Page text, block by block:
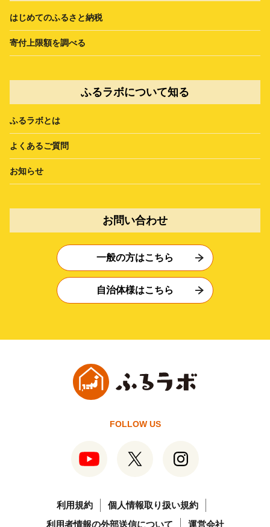
はじめてのふるさと納税
寄付上限額を調べる
ふるラボについて知る
ふるラボとは
よくあるご質問
お知らせ
お問い合わせ
一般の方はこちら
自治体様はこちら
FOLLOW US
利用規約
個人情報取り扱い規約
利用者情報の外部送信について
運営会社